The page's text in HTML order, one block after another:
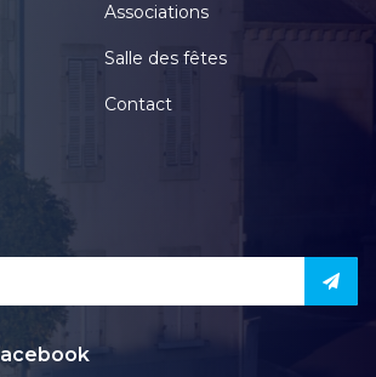
Associations
Salle des fêtes
Contact
acebook